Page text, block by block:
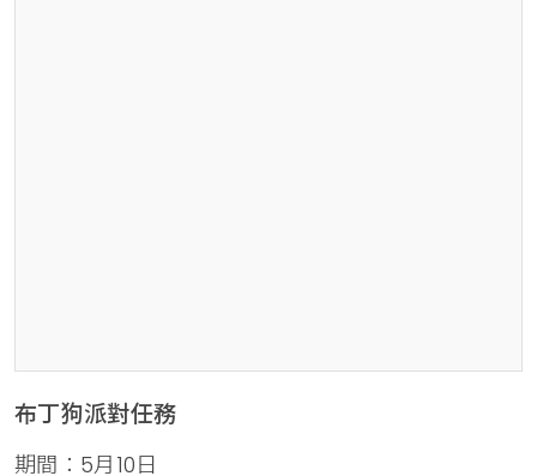
布丁狗派對任務
期間：5月10日